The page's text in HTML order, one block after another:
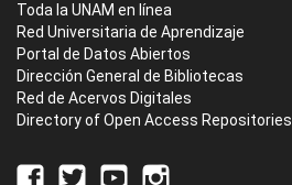
Toda la UNAM en línea
Red Universitaria de Aprendizaje
Portal de Datos Abiertos
Dirección General de Bibliotecas
Red de Acervos Digitales
Directory of Open Access Repositories